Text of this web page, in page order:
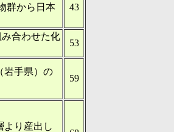
群から日本
43
合わせた化
53
岩手県）の
59
より産出し